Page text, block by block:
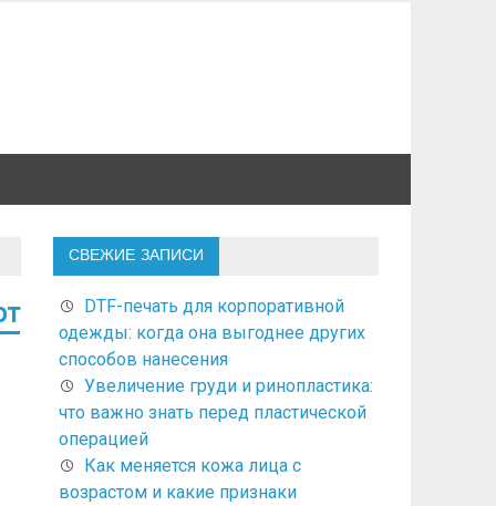
СВЕЖИЕ ЗАПИСИ
DTF-печать для корпоративной
одежды: когда она выгоднее других
способов нанесения
Увеличение груди и ринопластика:
что важно знать перед пластической
операцией
Как меняется кожа лица с
возрастом и какие признаки